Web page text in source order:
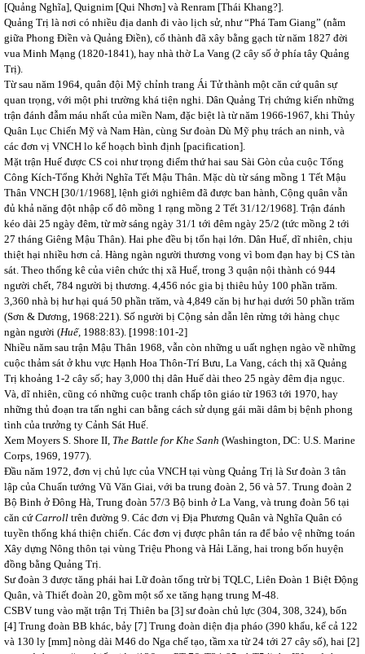
[Quảng Nghĩa], Quignim [Qui Nhơn] và Renram [Thái Khang?].
Quảng Trị là nơi có nhiều địa danh đi vào lịch sử, như “Phá Tam Giang” (nằm
giữa Phong Điền và Quảng Điền), cổ thành đã xây bằng gạch từ năm 1827 đời
vua Minh Mạng (1820-1841), hay nhà thờ La Vang (2 cây số ở phía tây Quảng
Trị).
Từ sau năm 1964, quân đội Mỹ chỉnh trang Ái Tử thành một căn cứ quân sự
quan trọng, với một phi trường khá tiện nghi. Dân Quảng Trị chứng kiến những
trận đánh đẫm máu nhất của miền Nam, đặc biệt là từ năm 1966-1967, khi Thủy
Quân Lục Chiến Mỹ và Nam Hàn, cùng Sư đoàn Dù Mỹ phụ trách an ninh, và
các đơn vị VNCH lo kế hoạch bình định [pacification].
Mặt trận Huế được CS coi như trọng điểm thứ hai sau Sài Gòn của cuộc Tổng
Công Kích-Tổng Khởi Nghĩa Tết Mậu Thân. Mặc dù từ sáng mồng 1 Tết Mậu
Thân VNCH [30/1/1968], lệnh giới nghiêm đã được ban hành, Cộng quân vẫn
đủ khả năng đột nhập cố đô mồng 1 rạng mồng 2 Tết 31/12/1968]. Trận đánh
kéo dài 25 ngày đêm, từ mờ sáng ngày 31/1 tới đêm ngày 25/2 (tức mồng 2 tới
27 tháng Giêng Mậu Thân). Hai phe đều bị tổn hại lớn. Dân Huế, dĩ nhiên, chịu
thiệt hại nhiều hơn cả. Hàng ngàn người thương vong vì bom đạn hay bị CS tàn
sát. Theo thống kê của viên chức thị xã Huế, trong 3 quận nội thành có 944
người chết, 784 người bị thương. 4,456 nóc gia bị thiêu hủy 100 phần trăm.
3,360 nhà bị hư hại quá 50 phần trăm, và 4,849 căn bị hư hại dưới 50 phần trăm
(Sơn & Dương, 1968:221). Số người bị Cộng sản dẫn lên rừng tới hàng chục
ngàn người (Huế, 1988:83). [1998:101-2]
Nhiều năm sau trận Mậu Thân 1968, vẫn còn những u uất nghẹn ngào về những
cuộc thảm sát ở khu vực Hạnh Hoa Thôn-Trí Bưu, La Vang, cách thị xã Quảng
Trị khoảng 1-2 cây số; hay 3,000 thị dân Huế dài theo 25 ngày đêm địa ngục.
Và, dĩ nhiên, cũng có những cuộc tranh chấp tôn giáo từ 1963 tới 1970, hay
những thủ đoạn tra tấn nghi can bằng cách sử dụng gái mãi dâm bị bệnh phong
tình của trưởng ty Cảnh Sát Huế.
Xem Moyers S. Shore II, The Battle for Khe Sanh (Washington, DC: U.S. Marine
Corps, 1969, 1977).
Đầu năm 1972, đơn vị chủ lực của VNCH tại vùng Quảng Trị là Sư đoàn 3 tân
lập của Chuẩn tướng Vũ Văn Giai, với ba trung đoàn 2, 56 và 57. Trung đoàn 2
Bộ Binh ở Đông Hà, Trung đoàn 57/3 Bộ binh ở La Vang, và trung đoàn 56 tại
căn cứCarroll trên đường 9. Các đơn vị Địa Phương Quân và Nghĩa Quân có
tuyền thống khá thiện chiến. Các đơn vị được phân tán ra để bảo vệ những toán
Xây dựng Nông thôn tại vùng Triệu Phong và Hải Lăng, hai trong bốn huyện
đồng bằng Quảng Trị.
Sư đoàn 3 được tăng phái hai Lữ đoàn tổng trừ bị TQLC, Liên Đoàn 1 Biệt Động
Quân, và Thiết đoàn 20, gồm một số xe tăng hạng trung M-48.
CSBV tung vào mặt trận Trị Thiên ba [3] sư đoàn chủ lực (304, 308, 324), bốn
[4] Trung đoàn BB khác, bảy [7] Trung đoàn diện địa pháo (390 khẩu, kể cả 122
và 130 ly [mm] nòng dài M46 do Nga chế tạo, tầm xa từ 24 tới 27 cây số), hai [2]